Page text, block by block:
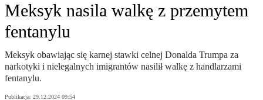
Meksyk nasila walkę z przemytem
fentanylu
Meksyk obawiając się karnej stawki celnej Donalda Trumpa za
narkotyki i nielegalnych imigrantów nasilił walkę z handlarzami
fentanylu.
Publikacja: 29.12.2024 09:54